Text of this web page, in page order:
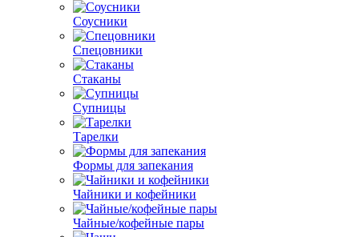
Соусники
Спецовники
Стаканы
Супницы
Тарелки
Формы для запекания
Чайники и кофейники
Чайные/кофейные пары